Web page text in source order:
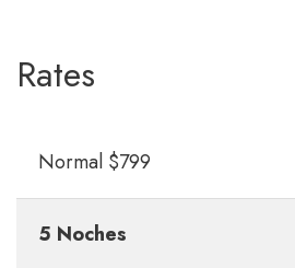
Rates
Normal $799
5 Noches